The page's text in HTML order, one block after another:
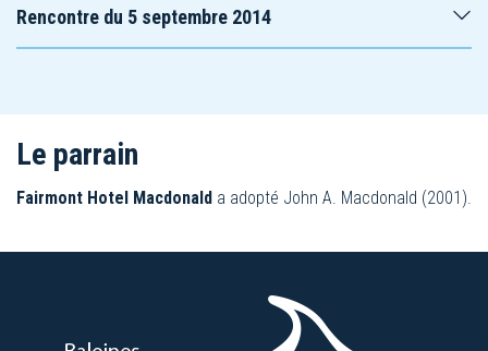
Rencontre du 5 septembre 2014
Le parrain
Fairmont Hotel Macdonald a adopté John A. Macdonald (2001).